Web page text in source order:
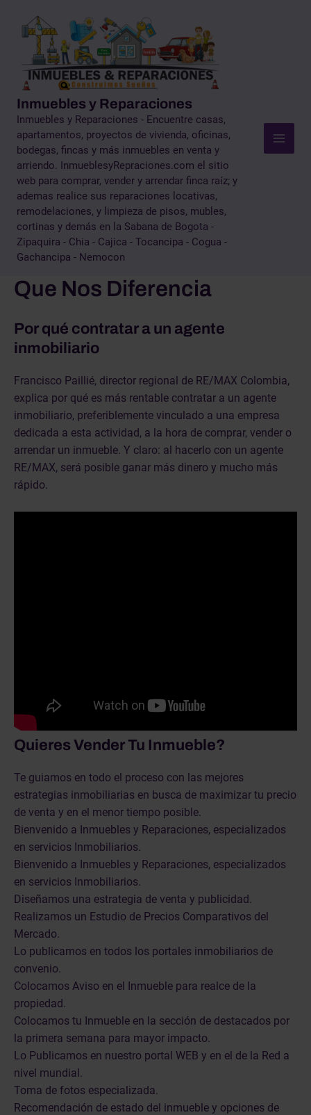
contenido
Inmuebles y Reparaciones
Inmuebles y Reparaciones - Encuentre casas,
apartamentos, proyectos de vivienda, oficinas,
bodegas, fincas y más inmuebles en venta y
arriendo. InmueblesyRepraciones.com el sitio
web para comprar, vender y arrendar finca raíz; y
ademas realice sus reparaciones locativas,
remodelaciones, y limpieza de pisos, mubles,
cortinas y demás en la Sabana de Bogota -
Zipaquira - Chia - Cajica - Tocancipa - Cogua -
Gachancipa - Nemocon
Main
Que Nos Diferencia
Por qué contratar a un agente
inmobiliario
Francisco Paillié, director regional de RE/MAX Colombia,
explica por qué es más rentable contratar a un agente
inmobiliario, preferiblemente vinculado a una empresa
dedicada a esta actividad, a la hora de comprar, vender o
arrendar un inmueble. Y claro: al hacerlo con un agente
RE/MAX, será posible ganar más dinero y mucho más
rápido.
Quieres Vender Tu Inmueble?
Te guiamos en todo el proceso con las mejores
estrategias inmobiliarias en busca de maximizar tu precio
de venta y en el menor tiempo posible.
Bienvenido a Inmuebles y Reparaciones, especializados
en servicios Inmobiliarios.
Bienvenido a Inmuebles y Reparaciones, especializados
en servicios Inmobiliarios.
Diseñamos una estrategia de venta y publicidad.
Realizamos un Estudio de Precios Comparativos del
Mercado.
Lo publicamos en todos los portales inmobiliarios de
convenio.
Colocamos Aviso en el Inmueble para realce de la
propiedad.
Colocamos tu Inmueble en la sección de destacados por
la primera semana para mayor impacto.
Lo Publicamos en nuestro portal WEB y en el de la Red a
nivel mundial.
Toma de fotos especializada.
Recomendación de estado del inmueble y opciones de